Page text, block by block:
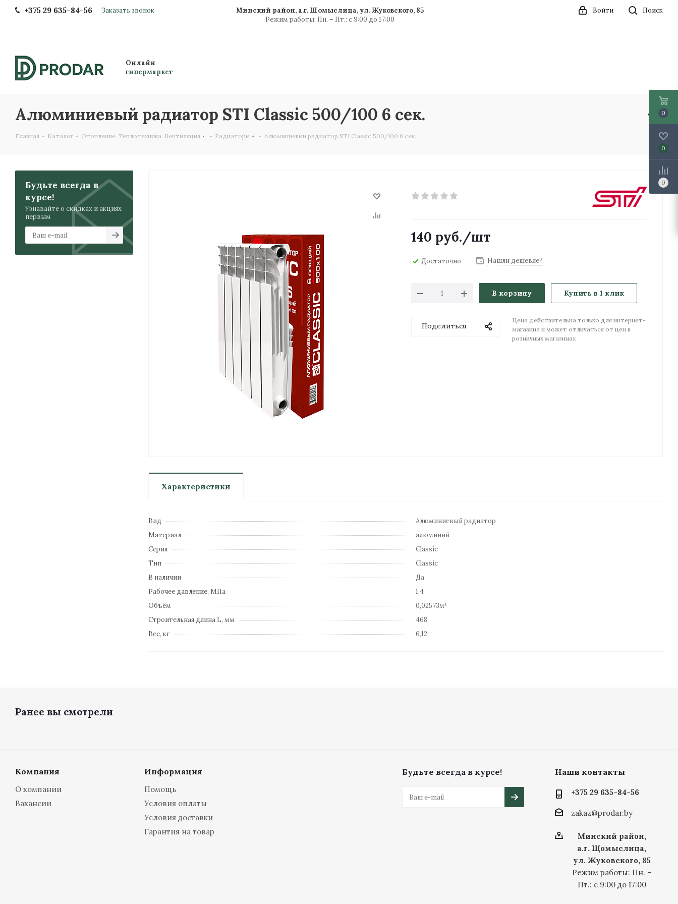
+375 29 635-84-56 Заказать звонок
Минский район, а.г. Щомыслица, ул. Жуковского, 85
Режим работы: Пн. – Пт.: с 9:00 до 17:00
Поиск
Войти
Онлайн
гипермаркет
Алюминиевый радиатор STI Classic 500/100 6 сек.
Главная - Каталог - Отопление. Теплотехника. Вентиляция - Радиаторы - Алюминиевый радиатор STI Classic 500/100 6 сек.
140 руб./шт
Достаточно Нашли дешевле?
В корзину Купить в 1 клик
Поделиться
Цена действительна только для интернет-
магазина и может отличаться от цен в
розничных магазинах
Характеристики
Вид
Алюминиевый радиатор
Материал
алюминий
Серия
Classic
Тип
Classic
В наличии
Да
Рабочее давление, МПа
1,4
Объём
0,02573м³
Строительная длина L, мм
468
Вес, кг
6,12
Будьте всегда в
курсе!
Узнавайте о скидках и акциях
первым
Ранее вы смотрели
Компания
О компании
Вакансии
Информация
Помощь
Условия оплаты
Условия доставки
Гарантия на товар
Будьте всегда в курсе! Наши контакты
+375 29 635-84-56
zakaz@prodar.by
Минский район,
а.г. Щомыслица,
ул. Жуковского, 85
Режим работы: Пн. –
Пт.: с 9:00 до 17:00
0
0
0